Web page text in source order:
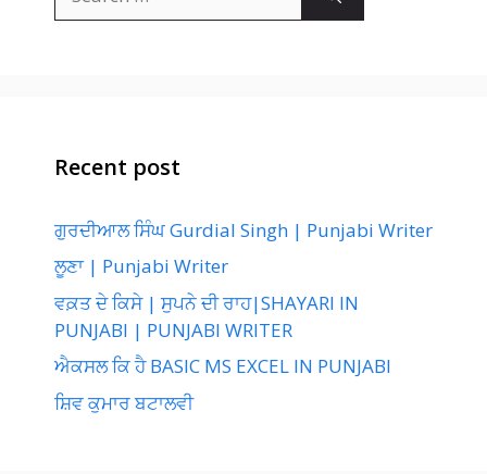
for:
Recent post
ਗੁਰਦੀਆਲ ਸਿੰਘ Gurdial Singh | Punjabi Writer
ਲੂਣਾ | Punjabi Writer
ਵਕ਼ਤ ਦੇ ਕਿਸੇ | ਸੁਪਨੇ ਦੀ ਰਾਹ|SHAYARI IN
PUNJABI | PUNJABI WRITER
ਐਕਸਲ ਕਿ ਹੈ BASIC MS EXCEL IN PUNJABI
ਸ਼ਿਵ ਕੁਮਾਰ ਬਟਾਲਵੀ